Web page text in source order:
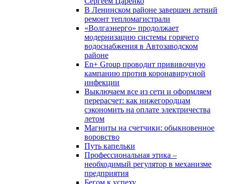
В Ленинском районе завершен летний
ремонт тепломагистрали
«Волгаэнерго» продолжает
модернизацию системы горячего
водоснабжения в Автозаводском
районе
En+ Group проводит прививочную
кампанию против коронавирусной
инфекции
Выключаем все из сети и оформляем
перерасчет: как нижегородцам
сэкономить на оплате электричества
летом
Магниты на счетчики: обыкновенное
воровство
Путь капельки
Профессиональная этика –
необходимый регулятор в механизме
предприятия